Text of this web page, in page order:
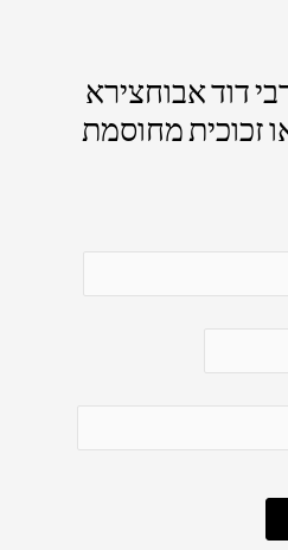
רבי דוד אבוחצירא
זכוכית מחוסמת